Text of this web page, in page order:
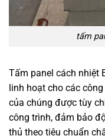
tấm
Tấm panel cách nhiệt
linh hoạt cho các
của chúng được tùy
công trình, đảm bảo
thủ theo tiêu chuẩn